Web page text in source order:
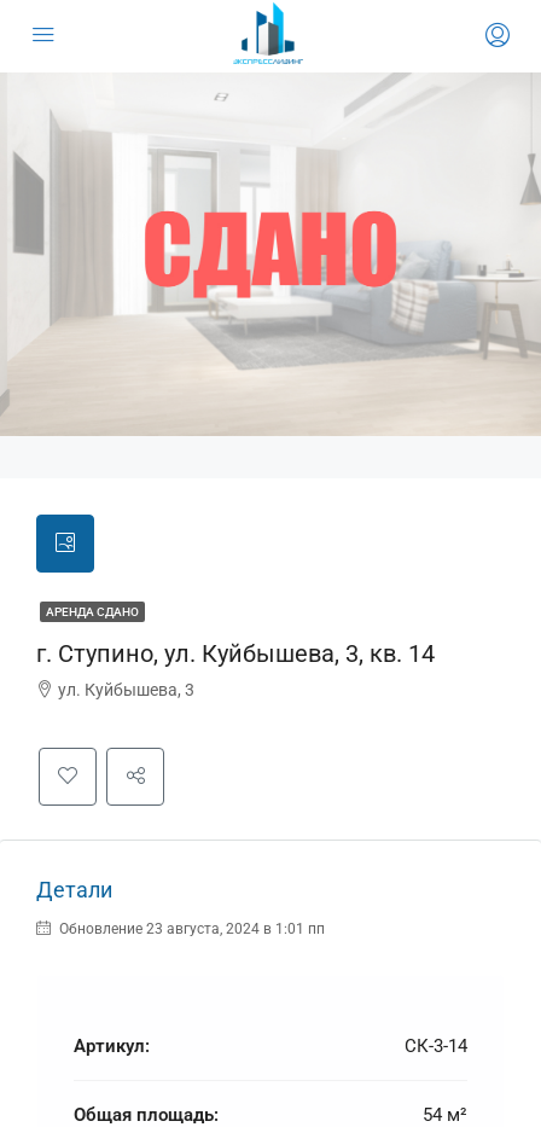
АРЕНДА СДАНО
г. Ступино, ул. Куйбышева, 3, кв. 14
ул. Куйбышева, 3
Детали
Обновление 23 августа, 2024 в 1:01 пп
Артикул: СК-3-14
Общая площадь: 54 м²